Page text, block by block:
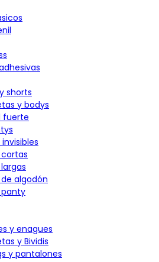
shorts
y bodys
fuerte
algodón
panty
y enagues
y Bividis
y pantalones